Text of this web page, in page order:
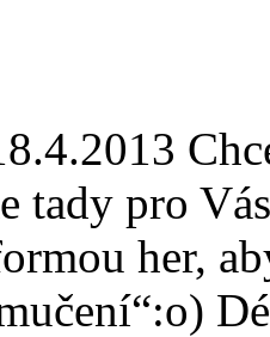
tady pro
her,